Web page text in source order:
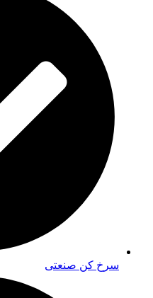
سرخ کن صنعتی